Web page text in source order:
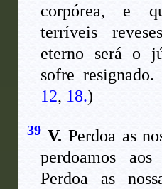
corpórea, e
terríveis
eterno será o
sofre resignado.
12, 18.)
39 V. Perdoa as
perdoamos
Perdoa as